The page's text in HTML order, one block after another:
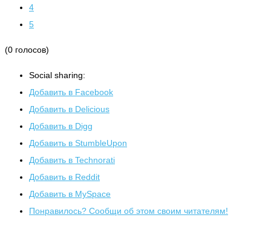
4
5
(0 голосов)
Social sharing:
Добавить в Facebook
Добавить в Delicious
Добавить в Digg
Добавить в StumbleUpon
Добавить в Technorati
Добавить в Reddit
Добавить в MySpace
Понравилось? Сообщи об этом своим читателям!